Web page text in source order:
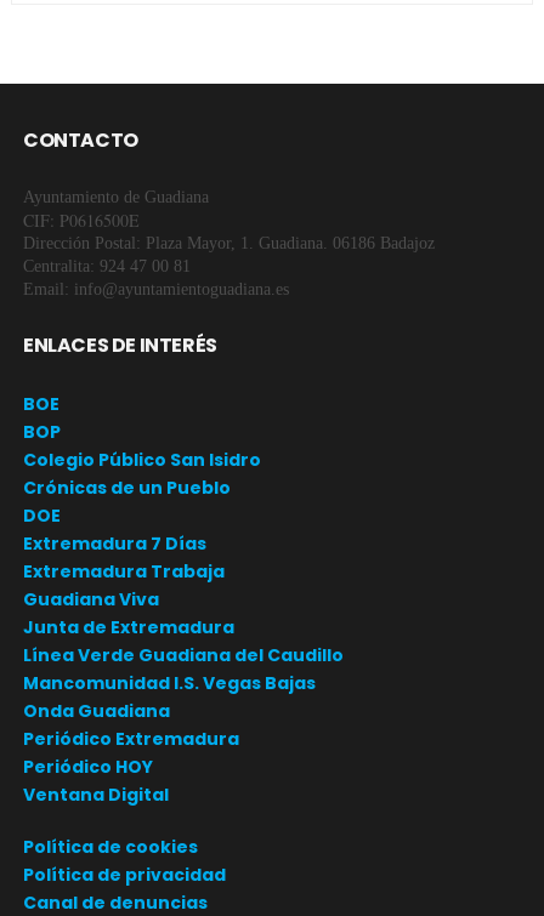
CONTACTO
Ayuntamiento de Guadiana
CIF: P0616500E
Dirección Postal: Plaza Mayor, 1. Guadiana. 06186 Badajoz
Centralita: 924 47 00 81
Email: info@ayuntamientoguadiana.es
ENLACES DE INTERÉS
BOE
BOP
Colegio Público San Isidro
Crónicas de un Pueblo
DOE
Extremadura 7 Días
Extremadura Trabaja
Guadiana Viva
Junta de Extremadura
Línea Verde Guadiana del Caudillo
Mancomunidad I.S. Vegas Bajas
Onda Guadiana
Periódico Extremadura
Periódico HOY
Ventana Digital
Política de cookies
Política de privacidad
Canal de denuncias